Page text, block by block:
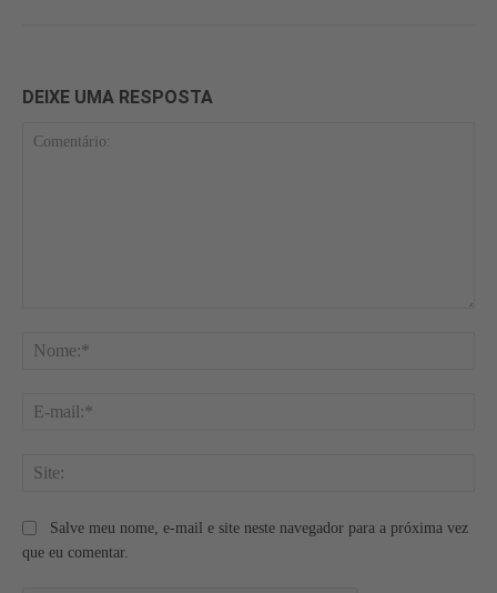
DEIXE UMA RESPOSTA
Salve meu nome, e-mail e site neste navegador para a próxima vez
que eu comentar.